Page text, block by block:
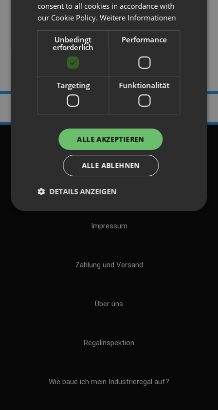
H 80 cm | B 120 cm| T 80 cm
119,95 €
1 Produkte | Artikel: 1 – 1
AGB
Datenschutz
Impressum
Zahlung und Versand
Über uns
Regalinspektion
Wie baue ich mein Industrieregal auf?
consent to all cookies in accordance with
our Cookie Policy. Weitere Informationen
Unbedingt
erforderlich
Performance
Targeting Funktionalität
ALLE AKZEPTIEREN
ALLE ABLEHNEN
DETAILS ANZEIGEN